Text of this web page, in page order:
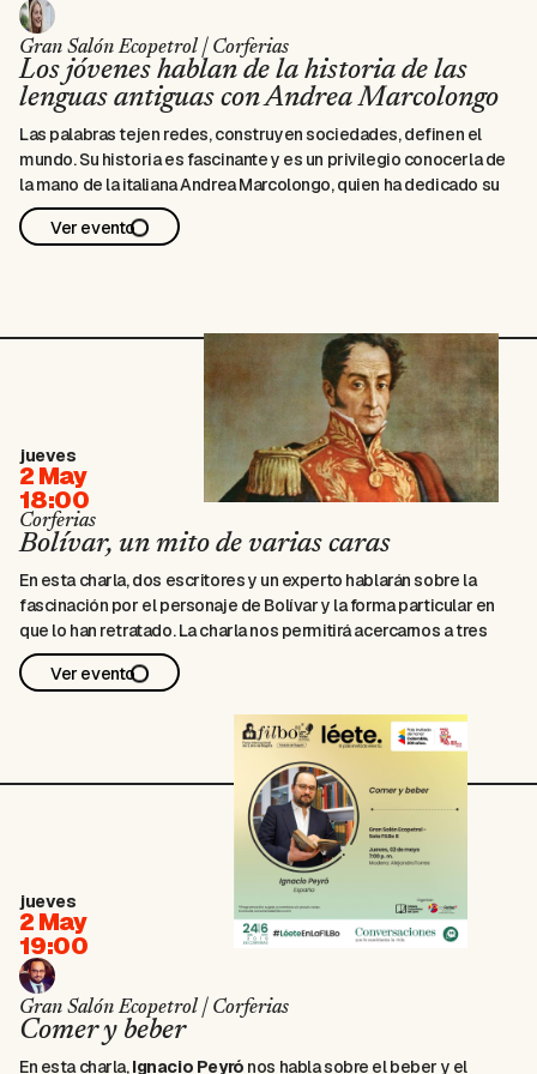
Gran Salón Ecopetrol | Corferias
Los jóvenes hablan de la historia de las
lenguas antiguas con Andrea Marcolongo
Las palabras tejen redes, construyen sociedades, definen el
mundo. Su historia es fascinante y es un privilegio conocerla de
la mano de la italiana Andrea Marcolongo, quien ha dedicado su
vida a explorar el griego, la lengua de los dioses. En esta charla,
la autora conversará con jóvenes lectores sobre todo lo que
Gran Salón Ecopetrol Sala FILBo D
Ver evento
jueves
2 May
18:00
Corferias
Bolívar, un mito de varias caras
En esta charla, dos escritores y un experto hablarán sobre la
fascinación por el personaje de Bolívar y la forma particular en
que lo han retratado. La charla nos permitirá acercarnos a tres
versiones del Libertador.
Participan: Mauricio Vargas (
Modera: Pablo García Dussán
Auditorio Pabellón Colombia, 200 años
Ver evento
jueves
2 May
19:00
Gran Salón Ecopetrol | Corferias
Comer y beber
En esta charla,Ignacio Peyró nos habla sobre el beber y el